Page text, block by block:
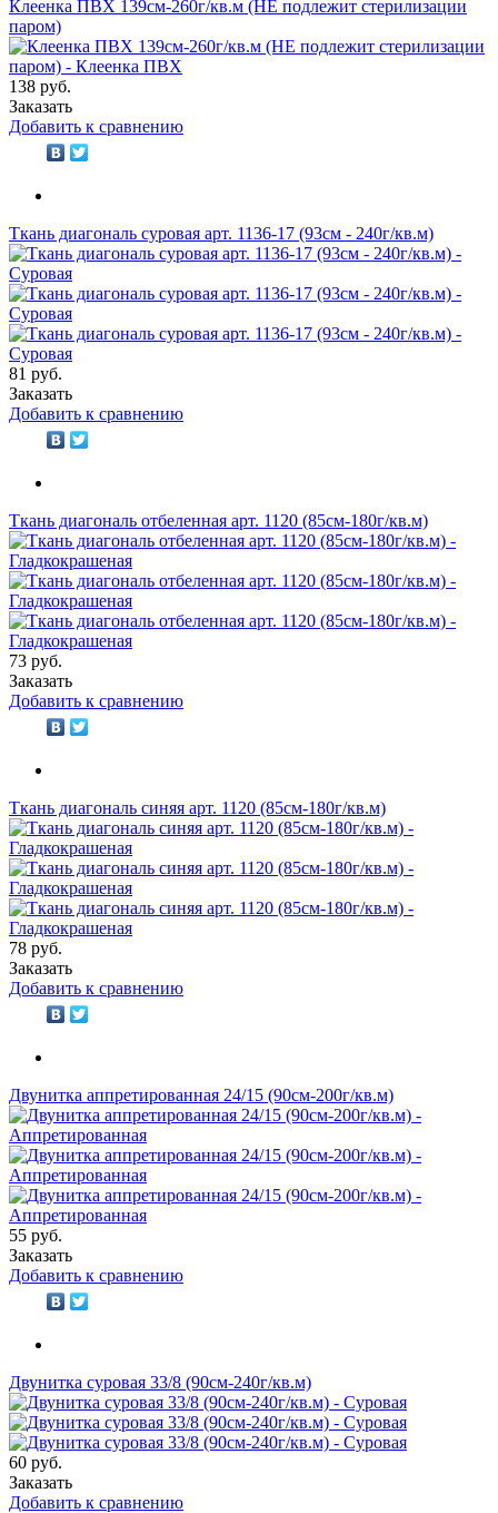
Клеенка ПВХ 139см-260г/кв.м (НЕ подлежит стерилизации
паром)
138 руб.
Заказать
Добавить к сравнению
Ткань диагональ суровая арт. 1136-17 (93см - 240г/кв.м)
81 руб.
Заказать
Добавить к сравнению
Ткань диагональ отбеленная арт. 1120 (85см-180г/кв.м)
73 руб.
Заказать
Добавить к сравнению
Ткань диагональ синяя арт. 1120 (85см-180г/кв.м)
78 руб.
Заказать
Добавить к сравнению
Двунитка аппретированная 24/15 (90см-200г/кв.м)
55 руб.
Заказать
Добавить к сравнению
Двунитка суровая 33/8 (90см-240г/кв.м)
60 руб.
Заказать
Добавить к сравнению